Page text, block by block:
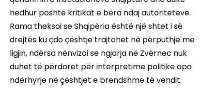
hedhur poshtë kritikat e bëra ndaj autoriteteve.
Rama theksoi se Shqipëria është një shtet i së
drejtës ku çdo çështje trajtohet në përputhje me
ligjin, ndërsa nënvizoi se ngjarja në Zvërnec nuk
duhet të përdoret për interpretime politike apo
ndërhyrje në çështjet e brendshme të vendit.